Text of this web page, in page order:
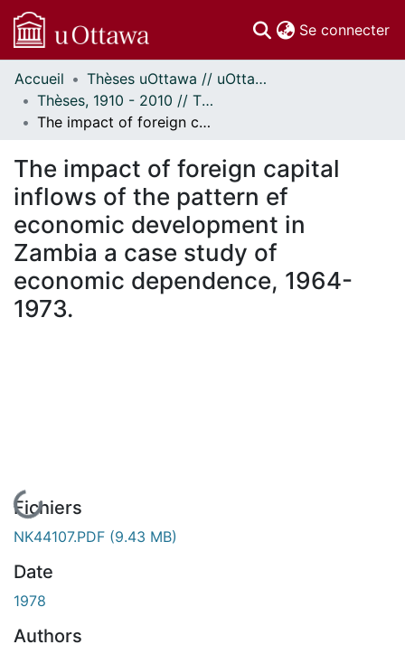
Se connecter
Communautés
et collections
Parcourir
À propos
Accueil
Thèses uOttawa // uOttawa Theses
Thèses, 1910 - 2010 // Theses, 1910 - 2010
The impact of foreign capital inflows of the pattern ef economic development in Zambia a case study of economic dependence, 1964-1973.
The impact of foreign capital
inflows of the pattern ef
economic development in
Zambia a case study of
economic dependence, 1964-
1973.
En cours de chargement...
Fichiers
NK44107.PDF (9.43 MB)
Date
1978
Authors